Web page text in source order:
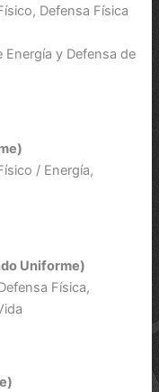
Defensa Física
Energía y Defensa de
/ Energía,
Uniforme)
Física,